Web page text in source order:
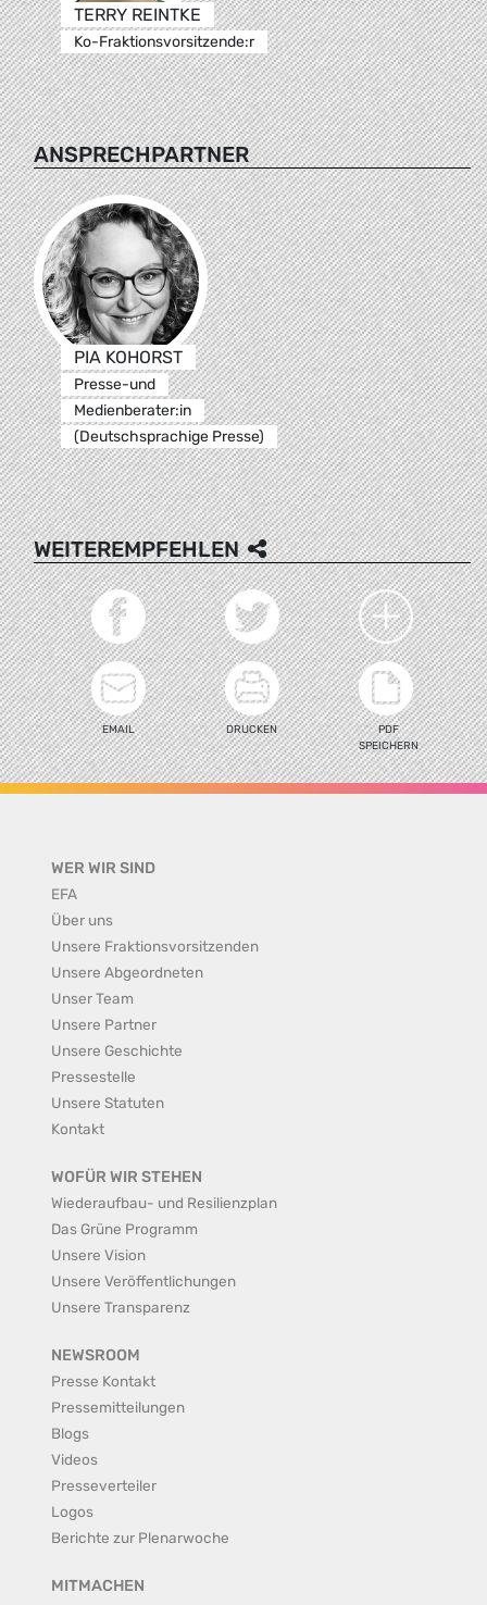
TERRY REINTKE
Ko-Fraktionsvorsitzende:r
ANSPRECHPARTNER
PIA KOHORST
Presse-und
Medienberater:in
(Deutschsprachige Presse)
WEITEREMPFEHLEN
EMAIL DRUCKEN
PDF
SPEICHERN
WER WIR SIND
EFA
Über uns
Unsere Fraktionsvorsitzenden
Unsere Abgeordneten
Unser Team
Unsere Partner
Unsere Geschichte
Pressestelle
Unsere Statuten
Kontakt
WOFÜR WIR STEHEN
Wiederaufbau- und Resilienzplan
Das Grüne Programm
Unsere Vision
Unsere Veröffentlichungen
Unsere Transparenz
NEWSROOM
Presse Kontakt
Pressemitteilungen
Blogs
Videos
Presseverteiler
Logos
Berichte zur Plenarwoche
MITMACHEN